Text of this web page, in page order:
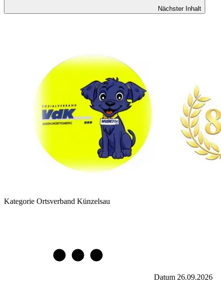
Nächster Inhalt
Kategorie Ortsverband Künzelsau
Datum 26.09.2026